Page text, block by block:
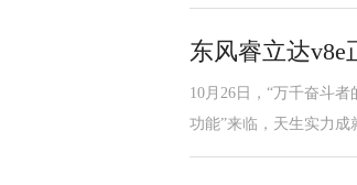
东风睿立达v8e
10月26日，“万千奋斗
功能”来临，天生实力成